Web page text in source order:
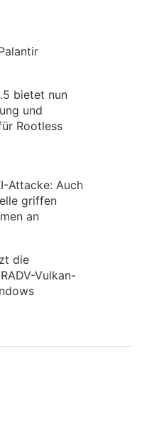
bietet nun
und
Rootless
Attacke: Auch
griffen
an
die
Vulkan-